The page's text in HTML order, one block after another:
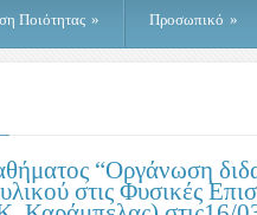
Ποιότητας » Προσωπικό »
“Οργάνωση
υλικού στις Φυσικές